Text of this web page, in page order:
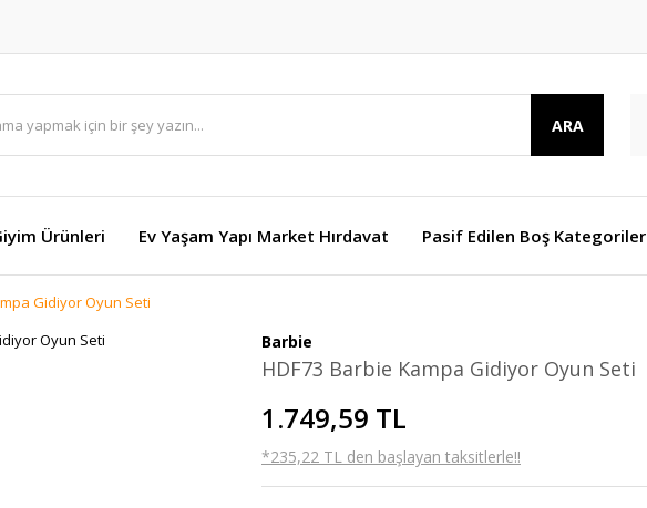
ARA
Ürünleri Ev Yaşam Yapı Market Hırdavat Pasif Edilen Boş Kategoriler
Gidiyor Oyun Seti
Barbie
HDF73 Barbie Kampa Gidiyor Oyun Seti
1.749,59 TL
*235,22 TL den başlayan taksitlerle!!